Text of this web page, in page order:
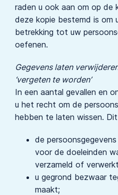
raden u ook aan om op de
deze kopie bestemd is om
betrekking tot uw
oefenen.
Gegevens laten
‘vergeten te worden’
In een aantal gevallen en
u het recht om de
hebben te laten wissen.
de
voor de doeleinden
verzameld of
u gegrond bezwaar
maakt;